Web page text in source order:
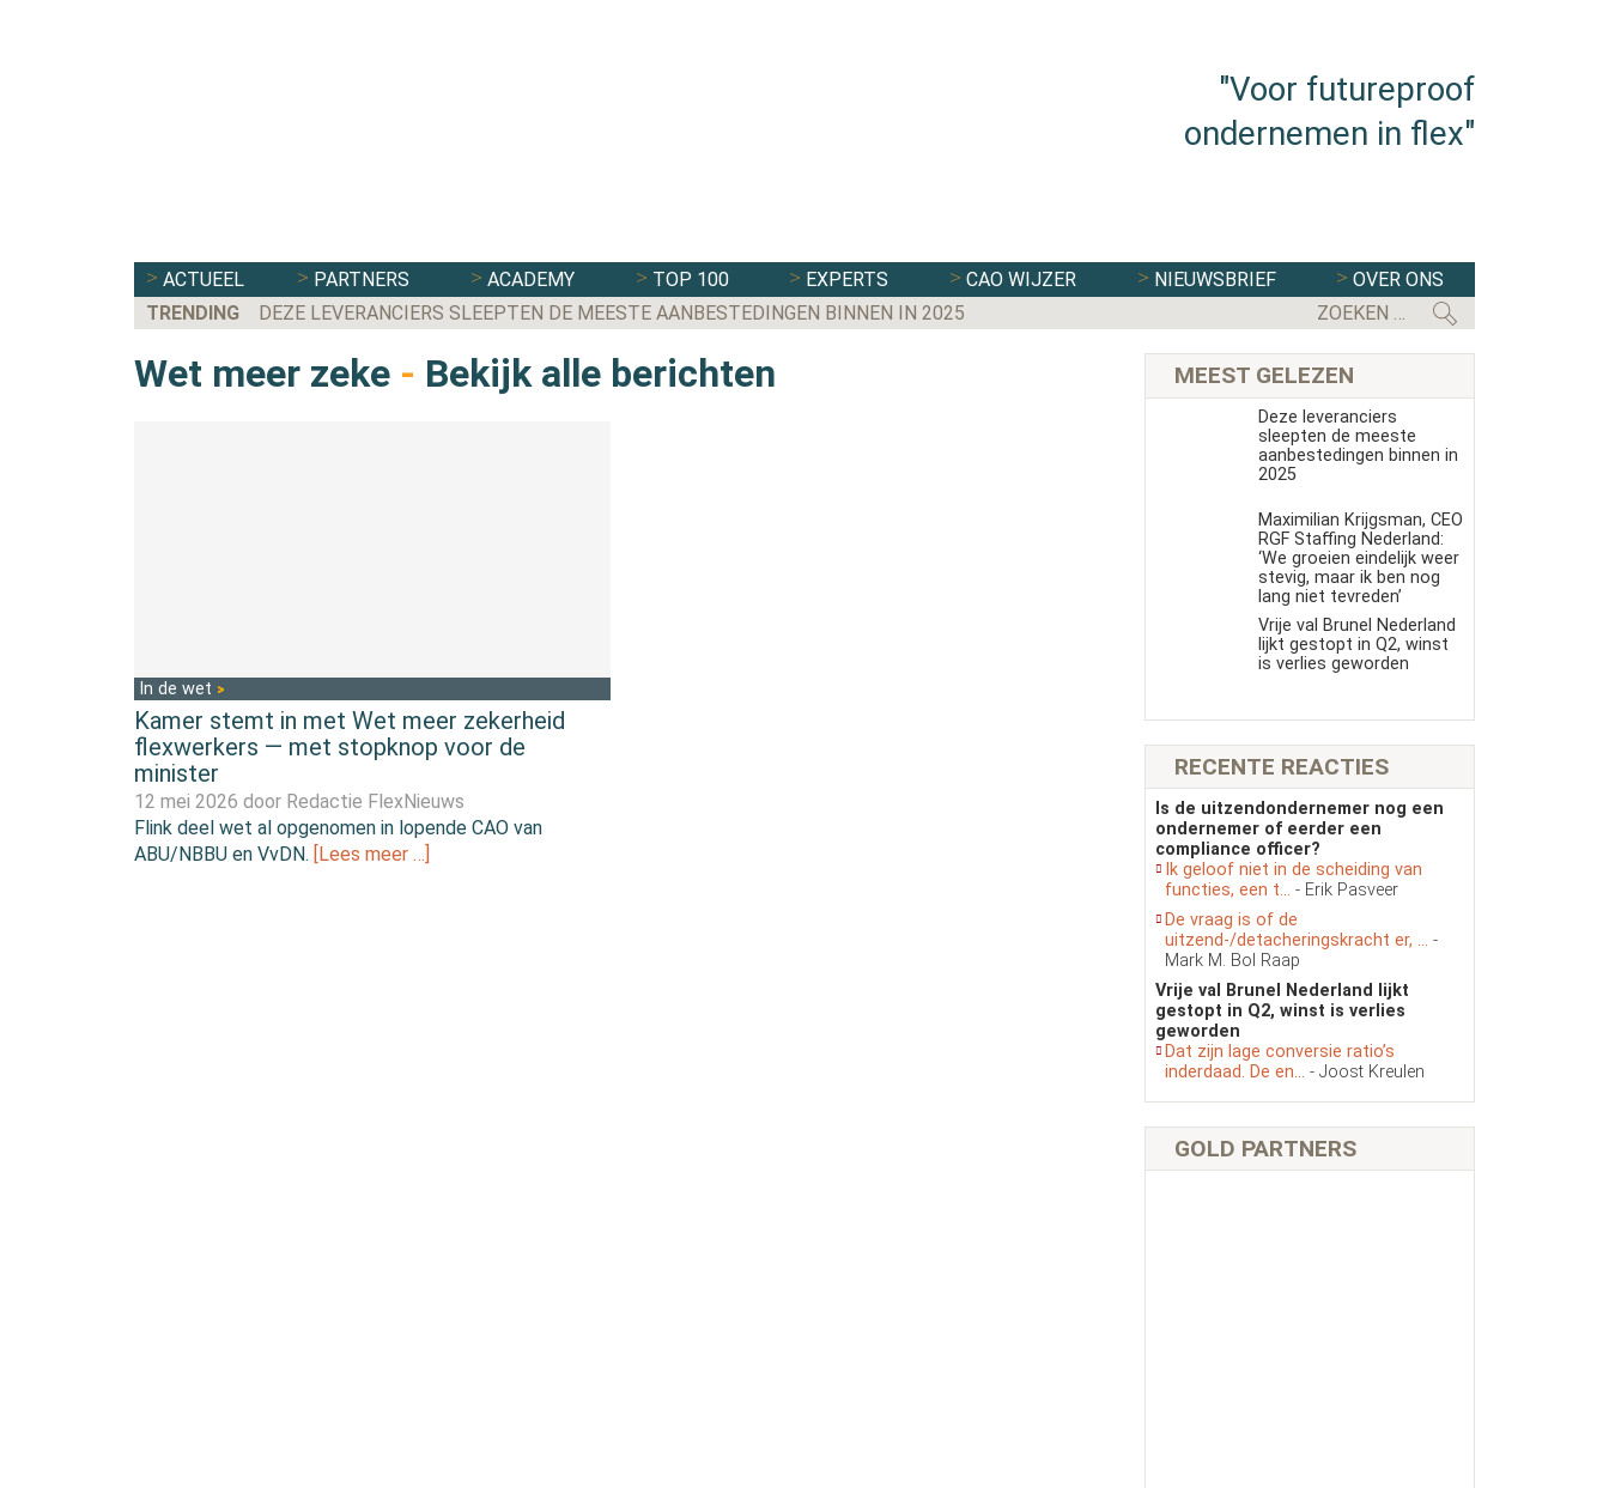
"Voor futureproof
ondernemen in flex"
ACTUEEL PARTNERS ACADEMY TOP 100 EXPERTS CAO WIJZER NIEUWSBRIEF
OVER ONS
TRENDING
DEZE LEVERANCIERS SLEEPTEN DE MEESTE AANBESTEDINGEN BINNEN IN 2025 FLEXBRANCHE WACHT
Wet meer zeke - Bekijk alle berichten
In de wet
Kamer stemt in met Wet meer zekerheid
flexwerkers — met stopknop voor de
minister
12 mei 2026 door Redactie FlexNieuws
Flink deel wet al opgenomen in lopende CAO van
ABU/NBBU en VvDN. [Lees meer …]
MEEST GELEZEN
Deze leveranciers
sleepten de meeste
aanbestedingen binnen in
2025
Maximilian Krijgsman, CEO
RGF Staffing Nederland:
‘We groeien eindelijk weer
stevig, maar ik ben nog
lang niet tevreden’
Vrije val Brunel Nederland
lijkt gestopt in Q2, winst
is verlies geworden
RECENTE REACTIES
Is de uitzendondernemer nog een
ondernemer of eerder een
compliance officer?
Ik geloof niet in de scheiding van
functies, een t... - Erik Pasveer
De vraag is of de
uitzend-/detacheringskracht er, ... -
Mark M. Bol Raap
Vrije val Brunel Nederland lijkt
gestopt in Q2, winst is verlies
geworden
Dat zijn lage conversie ratio’s
inderdaad. De en... - Joost Kreulen
GOLD PARTNERS